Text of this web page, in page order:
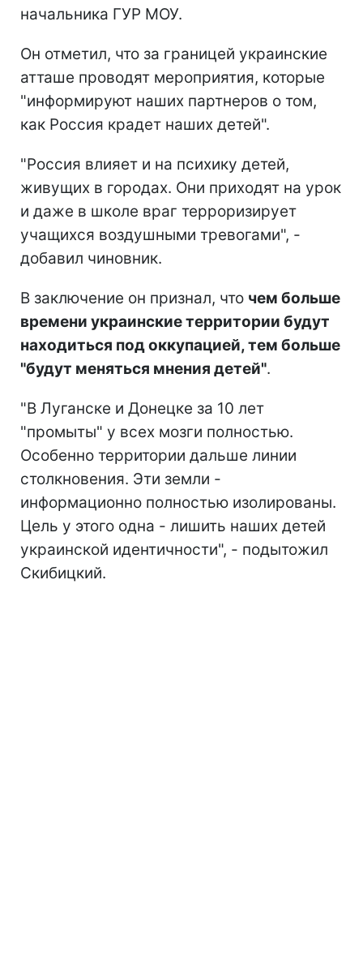
начальника ГУР МОУ.
Он отметил, что за границей украинские
атташе проводят мероприятия, которые
"информируют наших партнеров о том,
как Россия крадет наших детей".
"Россия влияет и на психику детей,
живущих в городах. Они приходят на урок
и даже в школе враг терроризирует
учащихся воздушными тревогами", -
добавил чиновник.
В заключение он признал, что чем больше
времени украинские территории будут
находиться под оккупацией, тем больше
"будут меняться мнения детей".
"В Луганске и Донецке за 10 лет
"промыты" у всех мозги полностью.
Особенно территории дальше линии
столкновения. Эти земли -
информационно полностью изолированы.
Цель у этого одна - лишить наших детей
украинской идентичности", - подытожил
Скибицкий.